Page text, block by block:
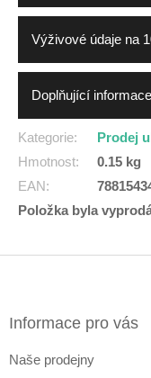
Výživové údaje na
Doplňující informace
Kategorie:
Prodej
Hmotnost:
0.15 kg
EAN:
Položka byla
Informace pro vás
Naše prodejny